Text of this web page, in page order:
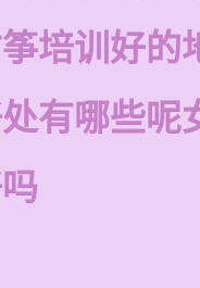
培训好的
有哪些呢